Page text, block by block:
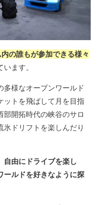
の誰もが参加できる様々
います。
多様なオープンワールド
ットを飛ばして月を目指
部開拓時代の峡谷のサロ
氷ドリフトを楽しんだり
自由にドライブを楽し
ールドを好きなように探